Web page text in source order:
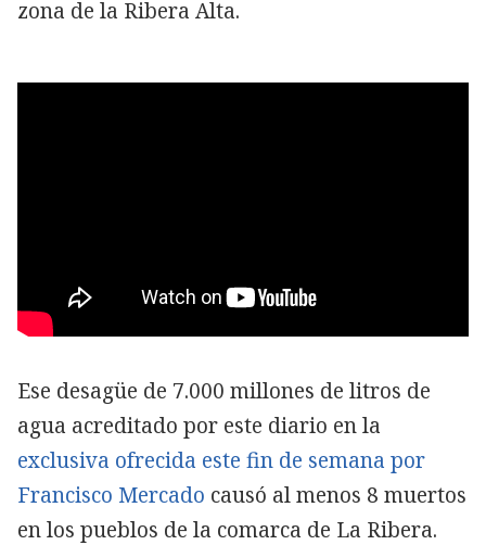
zona de la Ribera Alta.
Ese desagüe de 7.000 millones de litros de
agua acreditado por este diario en la
exclusiva ofrecida este fin de semana por
Francisco Mercado causó al menos 8 muertos
en los pueblos de la comarca de La Ribera.